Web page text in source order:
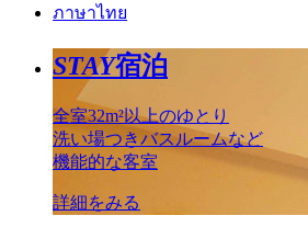
ภาษาไทย
STAY宿泊
全室32m²以上のゆとり
洗い場つきバスルームなど
機能的な客室
詳細をみる